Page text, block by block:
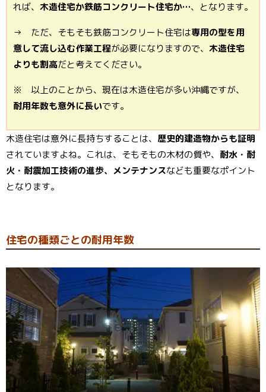
れば、 木造住宅か鉄筋コンクリート住宅か…、となります。
→ ただ、そもそも鉄筋コンクリート住宅は専用の型を用
意して流し込む作業工程が必要になりますので、 木造住宅
よりも割高だと考えてください。
※ 以上のことから、現在は木造住宅が多い沖縄ですが、
耐用年数も意外に長いです。
木造住宅は意外に長持ちすることは、 歴史的建造物からも証明
されていますよね。これは、そもそもの木材の質や、 耐水・耐
火・耐震加工技術の進歩、メンテナンスなども重要なポイント
となります。
住宅の種類ごとの耐用年数